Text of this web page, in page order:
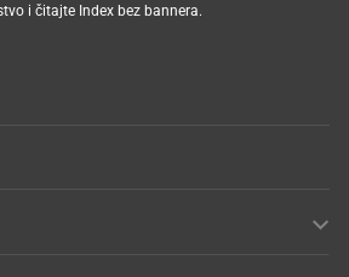
i čitajte Index bez bannera.